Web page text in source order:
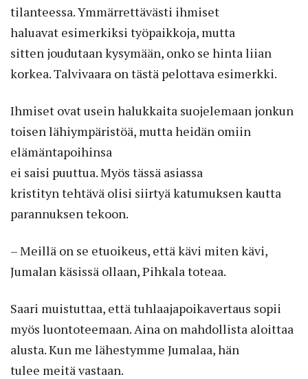
tilanteessa. Ymmärrettävästi ihmiset
haluavat esimerkiksi työpaikkoja, mutta
sitten joudutaan kysymään, onko se hinta liian
korkea. Talvivaara on tästä pelottava esimerkki.
Ihmiset ovat usein halukkaita suojelemaan jonkun
toisen lähiympäristöä, mutta heidän omiin
elämäntapoihinsa
ei saisi puuttua. Myös tässä asiassa
kristityn tehtävä olisi siirtyä katumuksen kautta
parannuksen tekoon.
– Meillä on se etuoikeus, että kävi miten kävi,
Jumalan käsissä ollaan, Pihkala toteaa.
Saari muistuttaa, että tuhlaajapoikavertaus sopii
myös luontoteemaan. Aina on mahdollista aloittaa
alusta. Kun me lähestymme Jumalaa, hän
tulee meitä vastaan.